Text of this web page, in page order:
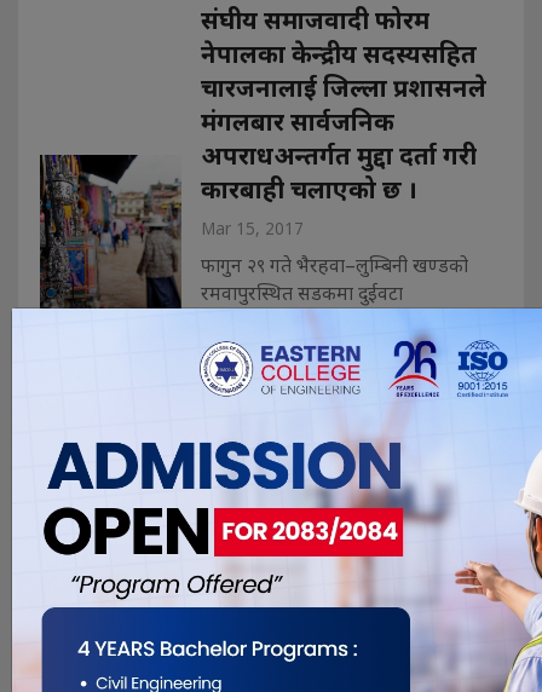
संघीय समाजवादी फोरम
नेपालका केन्द्रीय सदस्यसहित
चारजनालाई जिल्ला प्रशासनले
मंगलबार सार्वजनिक
अपराधअन्तर्गत मुद्दा दर्ता गरी
कारबाही चलाएको छ ।
Mar 15, 2017
फागुन २९ गते भैरहवा–लुम्बिनी खण्डको
रमवापुरस्थित सडकमा दुईवटा
सांघातिक आक्रमणको अभियोगमा
रुपन्देहीको गोनाहा-६ का वसिउद्धिन खान,
कम्हरिया-६ का राजकुमार यादव, करौता-३
का जमामुद्धिन मुसलमान र नजामुद्धिन
मुसलमानमाथि सार्वजनिक अपराधअन्तर्गत
कारबाही थालिएको हो । बसिउद्�. . .
एमालेले आज कैलालीको
टीकापुर र लम्कीमा बृहत
जनभेला गर्दै
Mar 15, 2017